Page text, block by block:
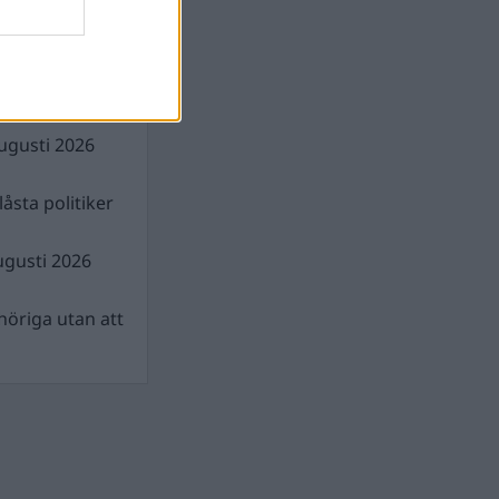
2026
politiker
2026
utan att